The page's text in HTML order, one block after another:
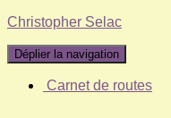
Christopher Selac
Déplier la navigation
Carnet de routes